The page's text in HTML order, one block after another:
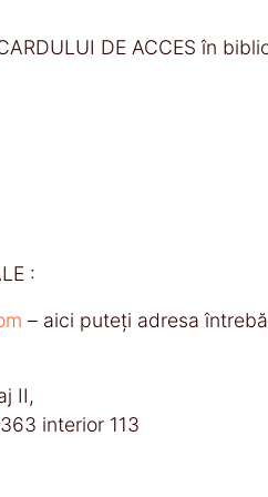
DE ACCES în
:
– aici puteţi adresa
II,
interior 113